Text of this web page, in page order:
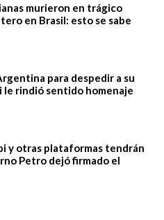
murieron en trágico
en Brasil: esto se sabe
para despedir a su
le rindió sentido homenaje
y otras plataformas tendrán
Petro dejó firmado el